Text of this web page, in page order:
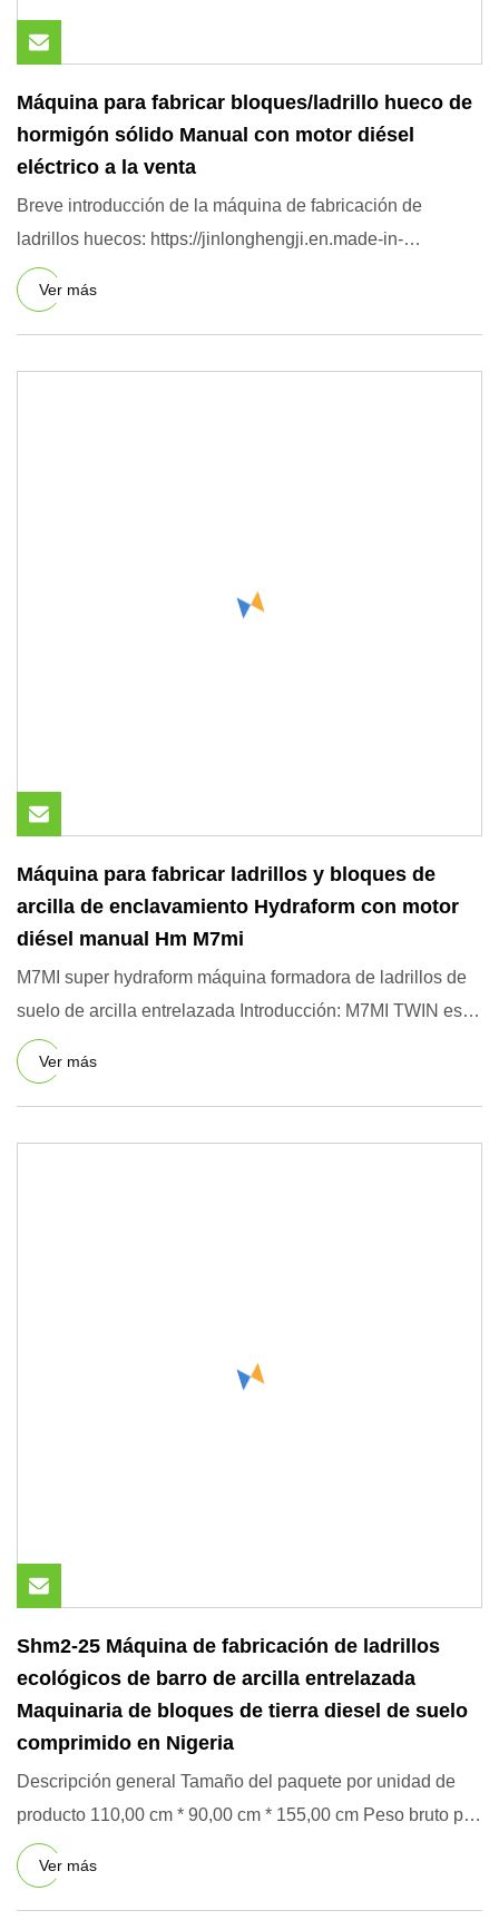
Máquina para fabricar bloques/ladrillo hueco de
hormigón sólido Manual con motor diésel
eléctrico a la venta
Breve introducción de la máquina de fabricación de
ladrillos huecos: https://jinlonghengji.en.made-in-
china.com/product-
Ver más
Máquina para fabricar ladrillos y bloques de
arcilla de enclavamiento Hydraform con motor
diésel manual Hm M7mi
M7MI super hydraform máquina formadora de ladrillos de
suelo de arcilla entrelazada Introducción: M7MI TWIN es
nuestra m
Ver más
Shm2-25 Máquina de fabricación de ladrillos
ecológicos de barro de arcilla entrelazada
Maquinaria de bloques de tierra diesel de suelo
comprimido en Nigeria
Descripción general Tamaño del paquete por unidad de
producto 110,00 cm * 90,00 cm * 155,00 cm Peso bruto por
unidad de
Ver más